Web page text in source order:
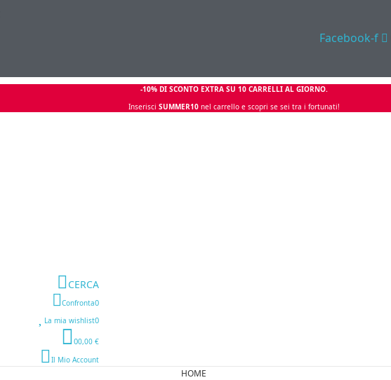
Facebook-f
-10% DI SCONTO EXTRA SU 10 CARRELLI AL GIORNO.
Inserisci SUMMER10 nel carrello e scopri se sei tra i fortunati!
CERCA
Confronta0
La mia wishlist0
00,00 €
Il Mio Account
HOME